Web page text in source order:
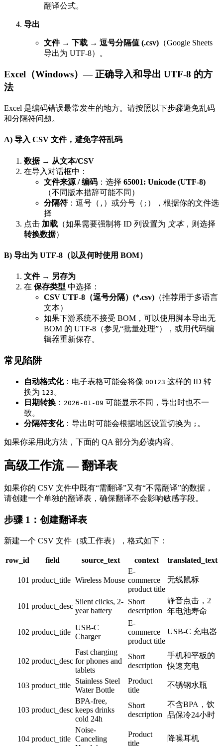
翻译公式。
导出
文件 → 下载 → 逗号分隔值 (.csv) （Google Sheets
导出为 UTF‑8）。
Excel（Windows）— 正确导入和导出 UTF‑8 的方
法
Excel 是编码错误最常发生的地方。请按照以下步骤避免乱码
和分隔符问题。
A) 导入 CSV 文件，避免字符乱码
数据 → 从文本/CSV
在导入对话框中：
文件来源 / 编码 ：选择 65001: Unicode (UTF‑8)
（不同版本措辞可能不同）
分隔符 ：逗号（ , ）或分号（ ; ），根据你的文件选
择
点击 加载 （如果需要强制将 ID 列设置为 文本，则选择
转换数据）
B) 导出为 UTF‑8（以及何时使用 BOM）
文件 → 另存为
在 保存类型 中选择：
CSV UTF‑8（逗号分隔）(*.csv) （推荐用于多语言
文本）
如果下游系统不接受 BOM，可以使用脚本导出无
BOM 的 UTF‑8（参见“批量处理”），或用代码编
辑器重新保存。
常见陷阱
自动格式化：电子表格可能会将像 00123 这样的 ID 转
换为 123 。
日期转换 ： 2026-01-09 可能显示不同，导出时也不一
致。
分隔符变化：导出时可能会根据地区设置切换为 ; 。
如果你采用此方法，下面的 QA 部分为必读内容。
高级工作流 — 翻译表
如果你的 CSV 文件中既有“需翻译”又有“不需翻译”的数据，
请创建一个单独的翻译表，确保翻译不会影响敏感字段。
步骤 1：创建翻译表
新建一个 CSV 文件（或工作表），格式如下：
row_id field source_text context translated_text
101 product_title Wireless Mouse
E-
commerce
product title
无线鼠标
101 product_desc
Silent clicks, 2-
year battery
Short
description
静音点击，2
年电池寿命
102 product_title
USB-C
Charger
E-
commerce
product title
USB-C 充电器
102 product_desc
Fast charging
for phones and
tablets
Short
description
手机和平板的
快速充电
103 product_title
Stainless Steel
Water Bottle
Product
title
不锈钢水瓶
103 product_desc
BPA-free,
keeps drinks
cold 24h
Short
description
不含BPA，饮
品保冷24小时
104 product_title
Noise-
Canceling
Product
title
降噪耳机